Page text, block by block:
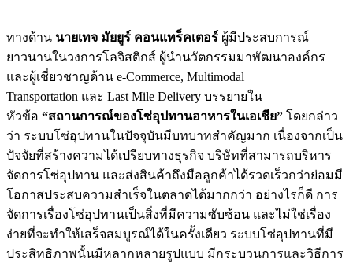
ทางด้าน นายเทจ มัยยูร์ คอนแทร็คเตอร์ ผู้มีประสบการณ์
ยาวนานในวงการโลจิสติกส์ ผู้นำนวัตกรรมมาพัฒนาองค์กร
และผู้เชี่ยวชาญด้าน e-Commerce, Multimodal
Transportation และ Last Mile Delivery บรรยายใน
หัวข้อ “สถานการณ์ของโซ่อุปทานอาหารในเอเชีย” โดยกล่าว
ว่า ระบบโซ่อุปทานในปัจจุบันมีบทบาทสำคัญมาก เนื่องจากเป็น
ปัจจัยที่สร้างความได้เปรียบทางธุรกิจ บริษัทที่สามารถบริหาร
จัดการโซ่อุปทาน และส่งสินค้าถึงมือลูกค้าได้รวดเร็วกว่าย่อมมี
โอกาสประสบความสำเร็จในตลาดได้มากกว่า อย่างไรก็ดี การ
จัดการเรื่องโซ่อุปทานเป็นสิ่งที่มีความซับซ้อน และไม่ใช่เรื่อง
ง่ายที่จะทำให้เสร็จสมบูรณ์ได้ในครั้งเดียว ระบบโซ่อุปทานที่มี
ประสิทธิภาพนั้นมีหลากหลายรูปแบบ มีกระบวนการและวิธีการ